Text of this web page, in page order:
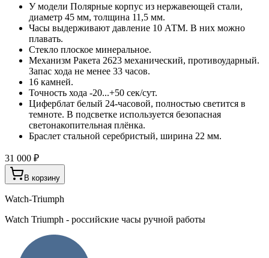
У модели Полярные корпус из нержавеющей стали,
диаметр 45 мм, толщина 11,5 мм.
Часы выдерживают давление 10 АТМ. В них можно
плавать.
Стекло плоское минеральное.
Механизм Ракета 2623 механический, противоударный.
Запас хода не менее 33 часов.
16 камней.
Точность хода -20...+50 сек/сут.
Циферблат белый 24-часовой, полностью светится в
темноте. В подсветке используется безопасная
светонакопительная плёнка.
Браслет стальной серебристый, ширина 22 мм.
31 000 ₽
В корзину
Watch-Triumph
Watch Triumph - российские часы ручной работы